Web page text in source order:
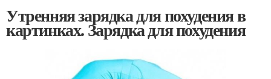
Утренняя зарядка для похудения в
картинках. Зарядка для похудения